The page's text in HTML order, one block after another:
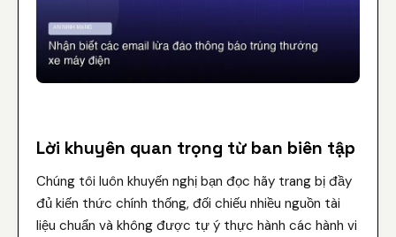
Lời khuyên quan trọng từ ban biên tập
Chúng tôi luôn khuyến nghị bạn đọc hãy trang bị đầy
đủ kiến thức chính thống, đối chiếu nhiều nguồn tài
liệu chuẩn và không được tự ý thực hành các hành vi